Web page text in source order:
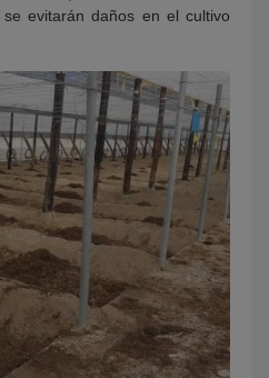
evitarán daños en el cultivo